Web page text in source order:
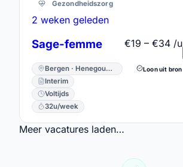
Gezondheidszorg
2 weken geleden
Sage-femme
Bergen · Henegouwen
Interim
Voltijds
32u/week
€19 – €34 /u
Loon uit bron
Meer vacatures laden…